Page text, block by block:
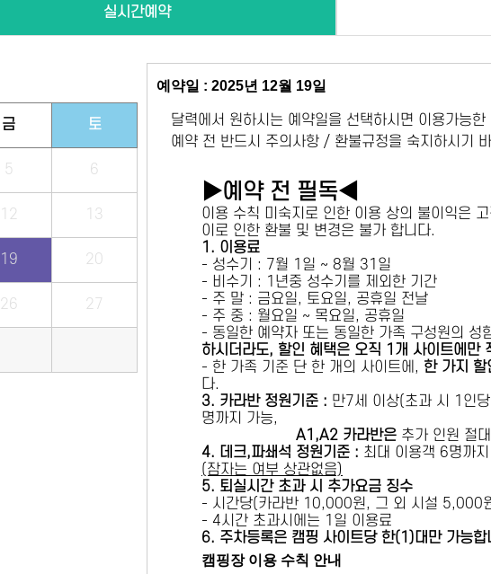
실시간예약
금 토
5 6
12 13
19 20
26 27
예약일 : 2025년 12월 19일
달력에서 원하시는 예약일을 선택하시면 이용가능
예약 전 반드시 주의사항 / 환불규정을 숙지하시기
▶예약 전 필독◀
이용 수칙 미숙지로 인한 이용 상의 불이익은
이로 인한 환불 및 변경은 불가 합니다.
1. 이용료
- 성수기 : 7월 1일 ~ 8월 31일
- 비수기 : 1년중 성수기를 제외한 기간
- 주 말 : 금요일, 토요일, 공휴일 전날
- 주 중 : 월요일 ~ 목요일, 공휴일
- 동일한 예약자 또는 동일한 가족 구성원의 성
하시더라도, 할인 혜택은 오직 1개 사이트에만
- 한 가족 기준 단 한 개의 사이트에, 한 가지 할
다.
3. 카라반 정원기준 : 만7세 이상(초과 시 1인
명까지 가능,
A1,A2 카라반은 추가 인원 절
4. 데크,파쇄석 정원기준 : 최대 이용객 6명까
(잠자는 여부 상관없음)
5. 퇴실시간 초과 시 추가요금 징수
- 시간당(카라반 10,000원, 그 외 시설 5,000
- 4시간 초과시에는 1일 이용료
6. 주차등록은 캠핑 사이트당 한(1)대만 가능합
캠핑장 이용 수칙 안내